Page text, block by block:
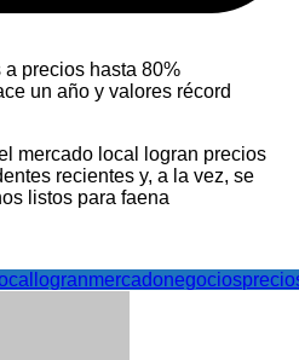
mercado local logran precios
recientes y, a la vez, se
listos para faena
logranmercadonegocios